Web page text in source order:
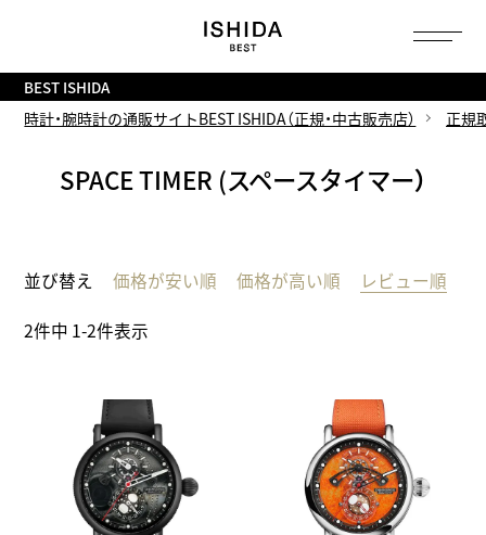
BEST ISHIDA
時計・腕時計の通販サイトBEST ISHIDA（正規・中古販売店）
正規
SPACE TIMER (スペースタイマー）
並び替え 価格が安い順 価格が高い順
レビュー順
2件中 1-2件表示
へ